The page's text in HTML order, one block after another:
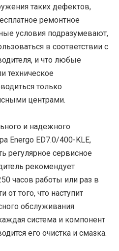
таких дефектов,
ремонтное
условия подразумевают,
в соответствии с
и что любые
техническое
только
центрами.
и надежного
Energo ED7.0/400-KLE,
регулярное сервисное
рекомендует
часов работы или раз в
от того, что наступит
обслуживания
система и компонент
его очистка и смазка.